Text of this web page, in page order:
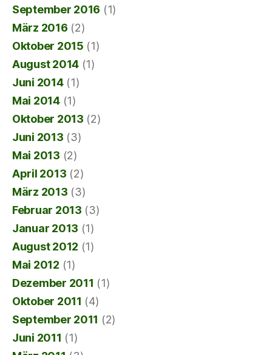
September 2016 (1)
März 2016 (2)
Oktober 2015 (1)
August 2014 (1)
Juni 2014(1)
Mai 2014(1)
Oktober 2013 (2)
Juni 2013 (3)
Mai 2013 (2)
April 2013 (2)
März 2013 (3)
Februar 2013 (3)
Januar 2013 (1)
August 2012 (1)
Mai 2012 (1)
Dezember 2011 (1)
Oktober 2011 (4)
September 2011 (2)
Juni 2011 (1)